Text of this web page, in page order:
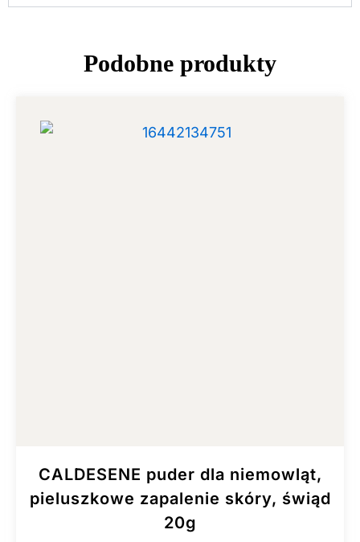
Podobne produkty
CALDESENE puder dla niemowląt,
pieluszkowe zapalenie skóry, świąd
20g